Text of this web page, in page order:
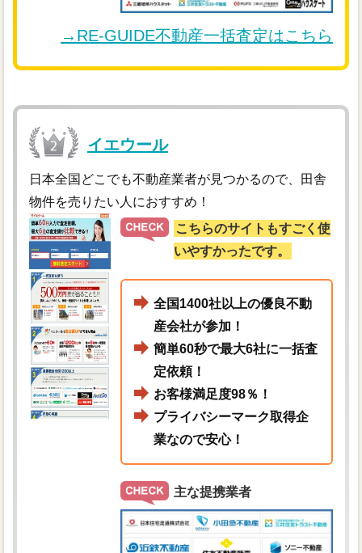
→RE-GUIDE不動産一括査定はこちら
イエウール
日本全国どこでも不動産業者が見つかるので、田舎
物件を売りたい人におすすめ！
こちらのサイトもすごく使
いやすかったです。
全国1400社以上の優良不動
産会社が参加！
簡単60秒で最大6社に一括査
定依頼！
お客様満足度98％！
プライバシーマーク取得企
業なので安心！
主な提携業者